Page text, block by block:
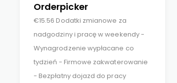
Orderpicker
€15.56 Dodatki zmianowe za
nadgodziny i pracę w weekendy -
Wynagrodzenie wypłacane co
tydzień - Firmowe zakwaterowanie
- Bezpłatny dojazd do pracy